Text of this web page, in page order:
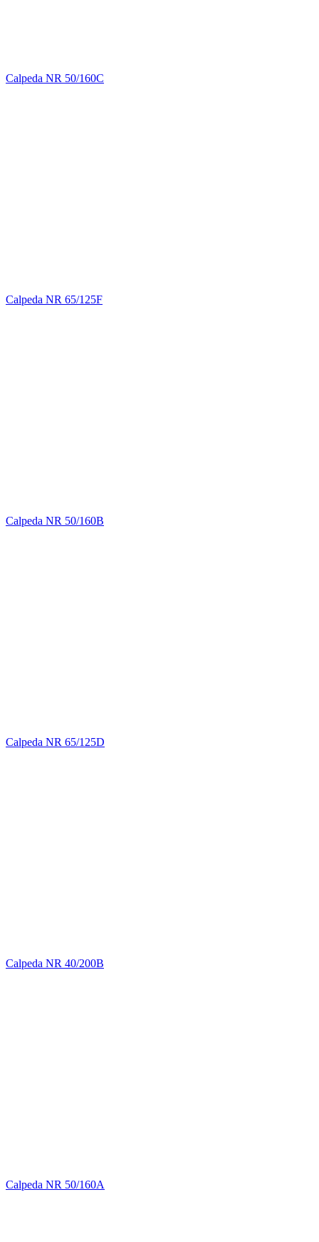
Calpeda NR 50/160C
Calpeda NR 65/125F
Calpeda NR 50/160B
Calpeda NR 65/125D
Calpeda NR 40/200B
Calpeda NR 50/160A